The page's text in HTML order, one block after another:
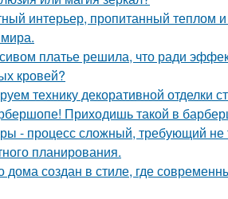
интерьер, пропитанный теплом
платье решила, что ради
кровей?
технику декоративной отделки
Приходишь такой в
- процесс сложный, требующий не
планирования.
дома создан в стиле, где